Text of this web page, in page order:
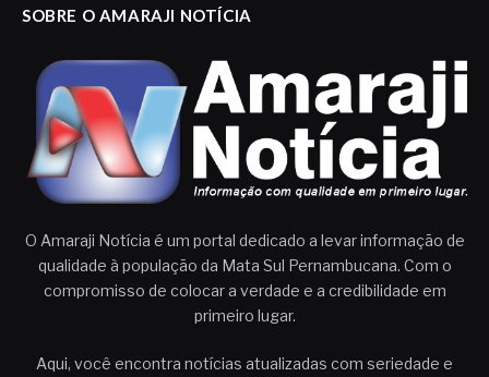
SOBRE O AMARAJI NOTÍCIA
O Amaraji Notícia é um portal dedicado a levar informação de
qualidade à população da Mata Sul Pernambucana. Com o
compromisso de colocar a verdade e a credibilidade em
primeiro lugar.
Aqui, você encontra notícias atualizadas com seriedade e